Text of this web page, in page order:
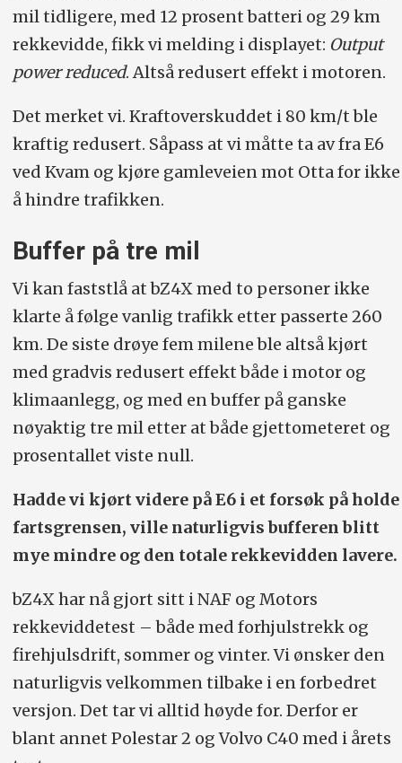
mil tidligere, med 12 prosent batteri og 29 km
rekkevidde, fikk vi melding i displayet: Output
power reduced. Altså redusert effekt i motoren.
Det merket vi. Kraftoverskuddet i 80 km/t ble
kraftig redusert. Såpass at vi måtte ta av fra E6
ved Kvam og kjøre gamleveien mot Otta for ikke
å hindre trafikken.
Buffer på tre mil
Vi kan faststlå at bZ4X med to personer ikke
klarte å følge vanlig trafikk etter passerte 260
km. De siste drøye fem milene ble altså kjørt
med gradvis redusert effekt både i motor og
klimaanlegg, og med en buffer på ganske
nøyaktig tre mil etter at både gjettometeret og
prosentallet viste null.
Hadde vi kjørt videre på E6 i et forsøk på holde
fartsgrensen, ville naturligvis bufferen blitt
mye mindre og den totale rekkevidden lavere.
bZ4X har nå gjort sitt i NAF og Motors
rekkeviddetest – både med forhjulstrekk og
firehjulsdrift, sommer og vinter. Vi ønsker den
naturligvis velkommen tilbake i en forbedret
versjon. Det tar vi alltid høyde for. Derfor er
blant annet Polestar 2 og Volvo C40 med i årets